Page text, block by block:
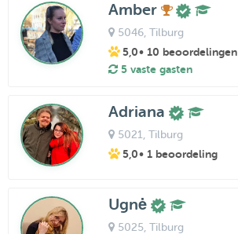
Amber
5046, Tilburg
5,0• 10 beoordelingen
5 vaste gasten
Adriana
5021 , Tilburg
5,0• 1 beoordeling
Ugnė
5025, Tilburg